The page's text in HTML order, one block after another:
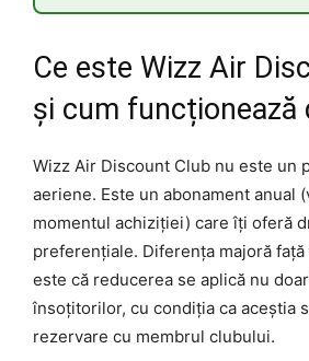
Ce este Wizz Air
și cum funcționează
Wizz Air Discount Club nu este un
aeriene. Este un abonament anual
momentul achiziției) care îți oferă
preferențiale. Diferența majoră
este că reducerea se aplică nu
însoțitorilor, cu condiția ca aceștia
rezervare cu membrul clubului.